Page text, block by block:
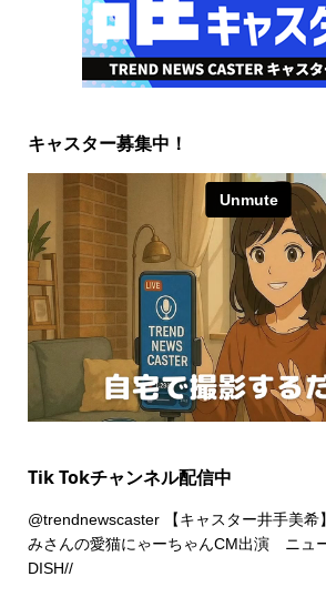
キャスター募集中！
Tik Tokチャンネル配信中
@trendnewscaster【キャスター井手美希
みさんの愛猫にゃーちゃんCM出演 ニュ
DISH//